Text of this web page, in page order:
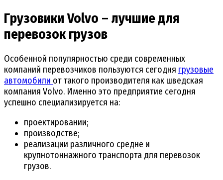
Грузовики Volvo – лучшие для
перевозок грузов
Особенной популярностью среди современных
компаний перевозчиков пользуются сегодня грузовые
автомобили от такого производителя как шведская
компания Volvo. Именно это предприятие сегодня
успешно специализируется на:
проектировании;
производстве;
реализации различного средне и
крупнотоннажного транспорта для перевозок
грузов.